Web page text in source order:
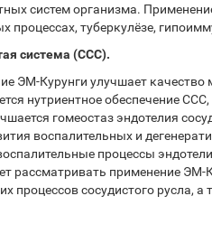
систем организма.
процессах, туберкулёзе,
система (ССС).
ЭМ-Курунги улучшает
нутриентное обеспечение
гомеостаз эндотелия
воспалительных и
процессы
рассматривать применение
процессов сосудистого русла,